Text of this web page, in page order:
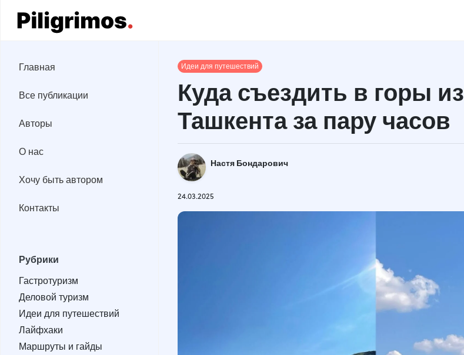
Гастротуризм
Деловой туризм
Идеи для путешествий
Лайфхаки
Маршруты и гайды
На опыте
Истории
Главная
Все публикации
Авторы
О нас
Хочу быть автором
Контакты
Рубрики
Гастротуризм
Деловой туризм
Идеи для путешествий
Лайфхаки
Маршруты и гайды
Идеи для путешествий
Куда съездить в горы из
Ташкента за пару часов
Настя Бондарович
24.03.2025